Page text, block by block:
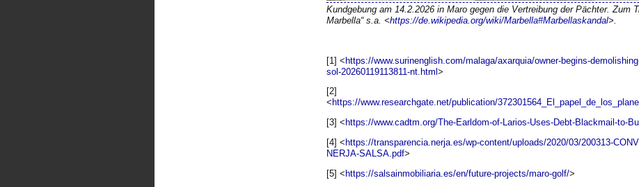
Kundgebung am 14.2.2026 in Maro gegen die Vertreibung der Pächter. Zum
Marbella“ s.a. <https://de.wikipedia.org/wiki/Marbella#Marbellaskandal>.
[1] <https://www.surinenglish.com/malaga/axarquia/owner-begins-
sol-20260119113811-nt.html>
[2]
< https://www.researchgate.net/publication/
[3] < https://www.cadtm.org/The-Earldom-of-Larios-Uses-Debt-Blackmail-to-
[4] < https://transparencia.nerja.es/wp-content/uploads/2020/03/200313-
NERJA-SALSA.pdf>
[5] < https://salsainmobiliaria.es/en/future-projects/maro-golf/>